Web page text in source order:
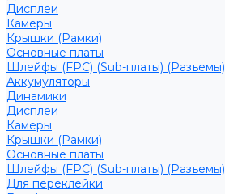
Дисплеи
Камеры
Крышки (Рамки)
Основные платы
Шлейфы (FPC) (Sub-платы) (Разъемы)
Аккумуляторы
Динамики
Дисплеи
Камеры
Крышки (Рамки)
Основные платы
Шлейфы (FPC) (Sub-платы) (Разъемы)
Для переклейки